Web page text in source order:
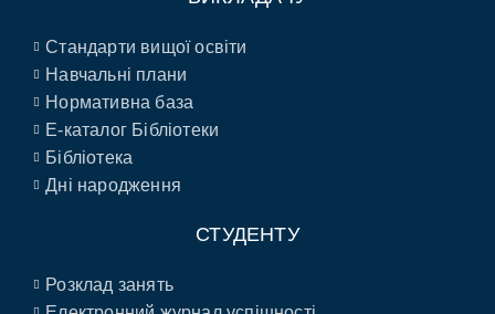
Стандарти вищої освіти
Навчальні плани
Нормативна база
E-каталог Бібліотеки
Бібліотека
Дні народження
СТУДЕНТУ
Розклад занять